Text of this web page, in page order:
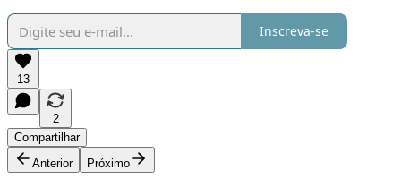
Inscreva-se
13
2
Compartilhar
Anterior
Próximo